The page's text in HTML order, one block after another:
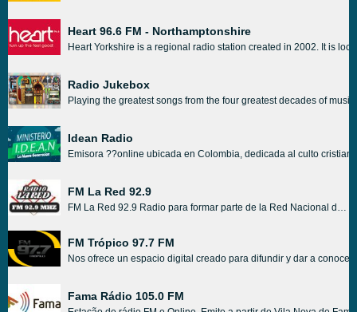
Heart 96.6 FM - Northamptonshire
Heart Yorkshire is a regional radio station created in 2002. It is
Radio Jukebox
Playing the greatest songs from the four greatest decades of
Idean Radio
Emisora ??online ubicada en Colombia, dedicada al culto
FM La Red 92.9
FM La Red 92.9 Radio para formar parte de la Red Nacional de Satélites de AM de Plata contiene programación mixta, de AM de Plata y propia, permitiendo cubrir todos los segmentos de audiencia, presentando contenidos periodísticos nacionales, provinciales y locales, todo Fútbol, humor , espectáculo, sin descuidar el rol social local con programas de producción propios, historias locales, programas médicos, etc.
FM Trópico 97.7 FM
Nos ofrece un espacio digital creado para difundir y dar a
Fama Rádio 105.0 FM